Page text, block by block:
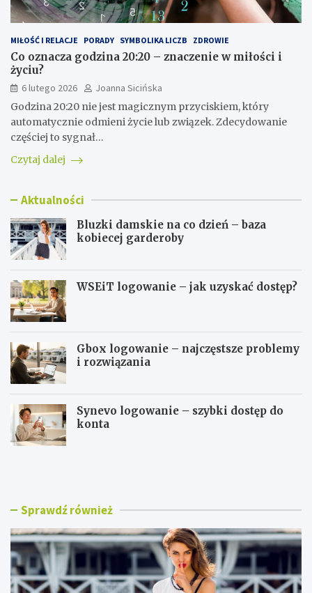
MIŁOŚĆ I RELACJE PORADY SYMBOLIKA LICZB ZDROWIE
Co oznacza godzina 20:20 – znaczenie w miłości i
życiu?
6 lutego 2026
Joanna Sicińska
Godzina 20:20 nie jest magicznym przyciskiem, który
automatycznie odmieni życie lub związek. Zdecydowanie
częściej to sygnał…
Czytaj dalej
Aktualności
Bluzki damskie na co dzień – baza
kobiecej garderoby
WSEiT logowanie – jak uzyskać dostęp?
Gbox logowanie – najczęstsze problemy
i rozwiązania
Synevo logowanie – szybki dostęp do
konta
B
i
a
m
s
k
i
W
l
g
o
w
a
n
Sprawdź również